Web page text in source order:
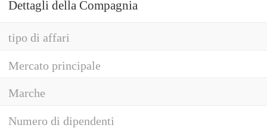
Dettagli della Compagnia
tipo di affari
Mercato principale
Marche
Numero di dipendenti